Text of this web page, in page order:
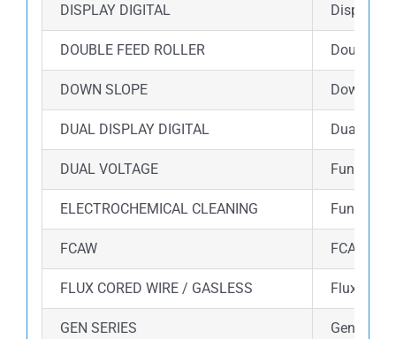
DISPLAY DIGITAL Display
DOUBLE FEED ROLLER Double
DOWN SLOPE Down
DUAL DISPLAY DIGITAL Dual
DUAL VOLTAGE Fungsi
ELECTROCHEMICAL CLEANING Fungsi
FCAW FCAW
FLUX CORED WIRE / GASLESS Flux
GEN SERIES Gen